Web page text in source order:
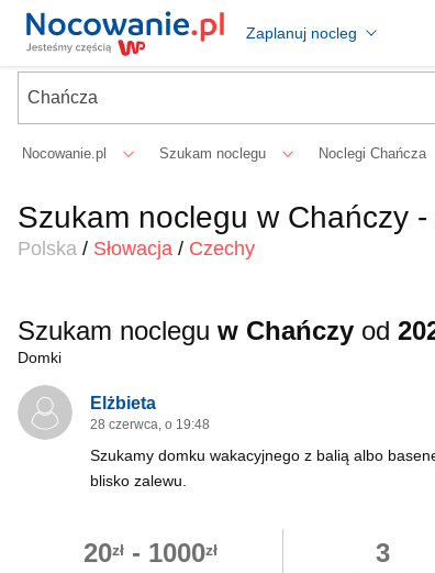
Zaplanuj nocleg
Nocowanie.pl Szukam noclegu Noclegi Chańcza
Szukam noclegu w Chańczy -
Polska / Słowacja / Czechy
Szukam noclegu w Chańczy od
Domki
Elżbieta
28 czerwca, o 19:48
Szukamy domku wakacyjnego z balią albo
blisko zalewu.
20zł- 1000zł
3